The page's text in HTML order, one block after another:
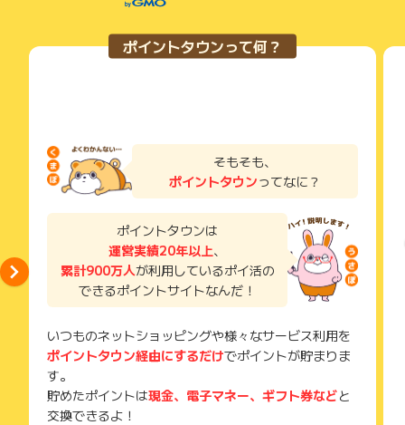
ポイントタウンって何？
そもそも、
ポイントタウンってなに？
ポイントタウンは
運営実績20年以上、
累計900万人が利用しているポイ活の
できるポイントサイトなんだ！
いつものネットショッピングや様々なサービス利用を
ポイントタウン経由にするだけでポイントが貯まりま
す。
貯めたポイントは現金、電子マネー、ギフト券などと
交換できるよ！